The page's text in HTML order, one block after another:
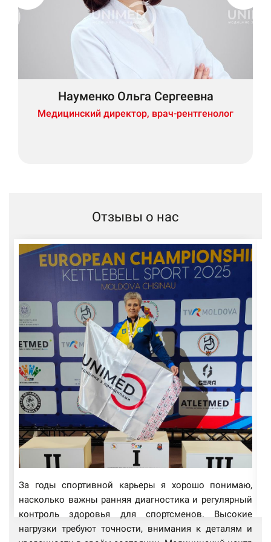
Науменко Ольга Сергеевна
Медицинский директор, врач-рентгенолог
Отзывы о нас
За годы спортивной карьеры я хорошо понимаю,
насколько важны ранняя диагностика и регулярный
контроль здоровья для спортсменов. Высокие
нагрузки требуют точности, внимания к деталям и